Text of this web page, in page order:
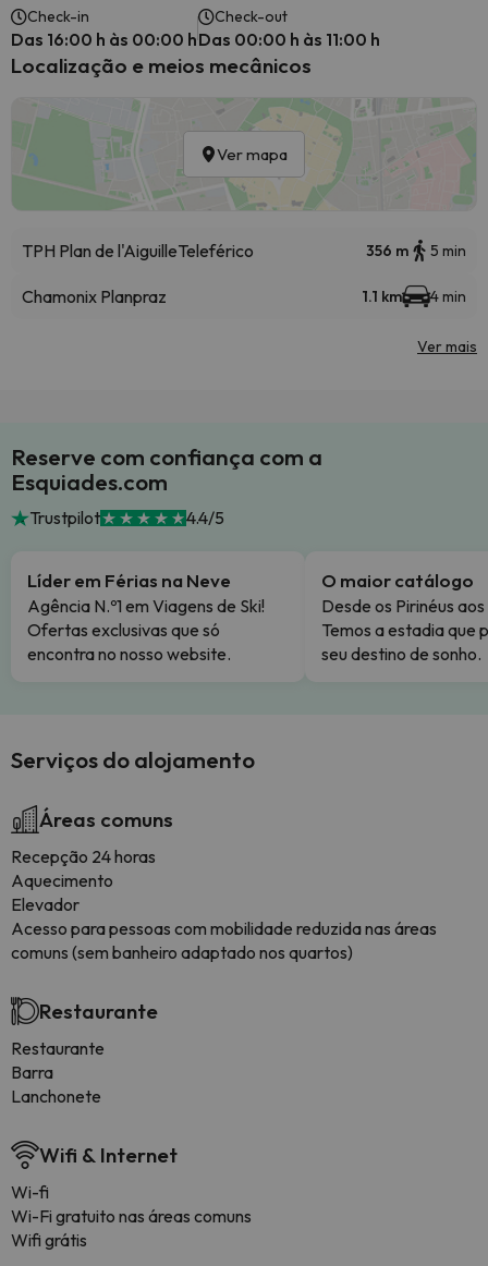
Check-in
Das 16:00 h às 00:00 h
Check-out
Das 00:00 h às 11:00 h
Localização e meios mecânicos
Ver mapa
TPH Plan de l'AiguilleTeleférico 356 m 5 min
Chamonix Planpraz 1.1 km 4 min
Ver mais
Reserve com confiança com a
Esquiades.com
Trustpilot 4.4/5
Líder em Férias na Neve
Agência N.º1 em Viagens de Ski!
Ofertas exclusivas que só
encontra no nosso website.
O maior catálogo
Desde os Pirinéus
Temos a estadia que
seu destino de sonho.
Serviços do alojamento
Áreas comuns
Recepção 24 horas
Aquecimento
Elevador
Acesso para pessoas com mobilidade reduzida nas áreas
comuns (sem banheiro adaptado nos quartos)
Restaurante
Restaurante
Barra
Lanchonete
Wifi & Internet
Wi-fi
Wi-Fi gratuito nas áreas comuns
Wifi grátis